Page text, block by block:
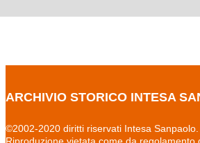
ARCHIVIO STORICO INTESA
©2002-2020 diritti riservati Intesa Sanpaolo.